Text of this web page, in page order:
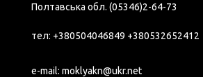
Полтавська обл. (05346)2-64-73
тел: +380504046849 +380532652412
e-mail: moklyakn@ukr.net